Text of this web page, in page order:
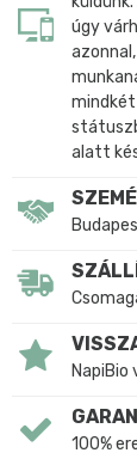
úgy
mindkét
alatt
100%